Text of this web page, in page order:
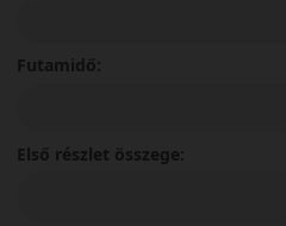
Futamidő:
Első részlet összege: